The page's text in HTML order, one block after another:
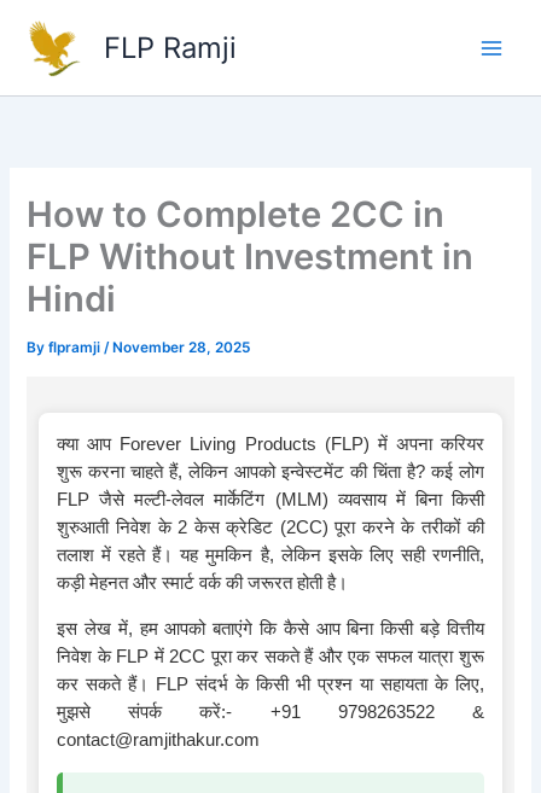
content
FLP Ramji
How to Complete 2CC in
FLP Without Investment in
Hindi
Byflpramji/ November 28, 2025
क्या आप Forever Living Products (FLP) में अपना करियर
शुरू करना चाहते हैं, लेकिन आपको इन्वेस्टमेंट की चिंता है? कई लोग
FLP जैसे मल्टी-लेवल मार्केटिंग (MLM) व्यवसाय में बिना किसी
शुरुआती निवेश के 2 केस क्रेडिट (2CC) पूरा करने के तरीकों की
तलाश में रहते हैं। यह मुमकिन है, लेकिन इसके लिए सही रणनीति,
कड़ी मेहनत और स्मार्ट वर्क की जरूरत होती है।
इस लेख में, हम आपको बताएंगे कि कैसे आप बिना किसी बड़े वित्तीय
निवेश के FLP में 2CC पूरा कर सकते हैं और एक सफल यात्रा शुरू
कर सकते हैं। FLP संदर्भ के किसी भी प्रश्न या सहायता के लिए,
मुझसे संपर्क करें:- +91 9798263522 &
contact@ramjithakur.com